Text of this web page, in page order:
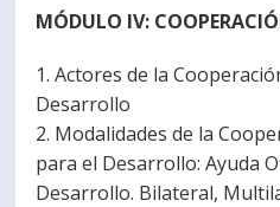
MÓDULO IV:
1. Actores de la
Desarrollo
2. Modalidades de la
para el Desarrollo: Ayuda
Desarrollo. Bilateral,